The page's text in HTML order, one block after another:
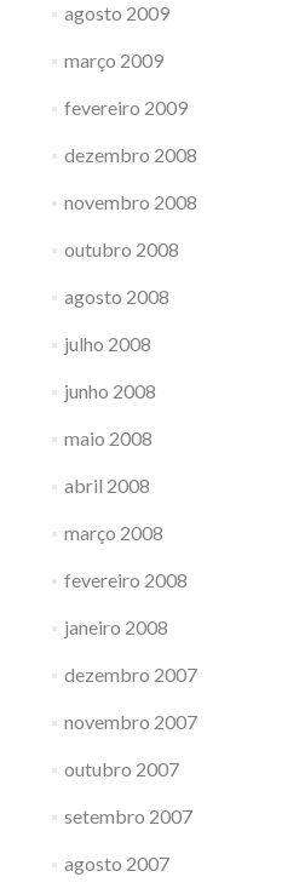
agosto 2009
março 2009
fevereiro 2009
dezembro 2008
novembro 2008
outubro 2008
agosto 2008
julho 2008
junho 2008
maio 2008
abril 2008
março 2008
fevereiro 2008
janeiro 2008
dezembro 2007
novembro 2007
outubro 2007
setembro 2007
agosto 2007